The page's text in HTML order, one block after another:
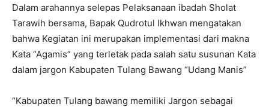
Dalam arahannya selepas Pelaksanaan ibadah Sholat
Tarawih bersama, Bapak Qudrotul Ikhwan mengatakan
bahwa Kegiatan ini merupakan implementasi dari makna
Kata “Agamis” yang terletak pada salah satu susunan Kata
dalam jargon Kabupaten Tulang Bawang “Udang Manis”
“Kabupaten Tulang bawang memiliki Jargon sebagai